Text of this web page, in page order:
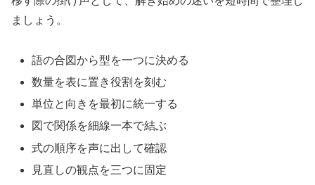
ましょう。
語の合図から型を一つに決める
数量を表に置き役割を刻む
単位と向きを最初に統一する
図で関係を細線一本で結ぶ
式の順序を声に出して確認
見直しの観点を三つに固定